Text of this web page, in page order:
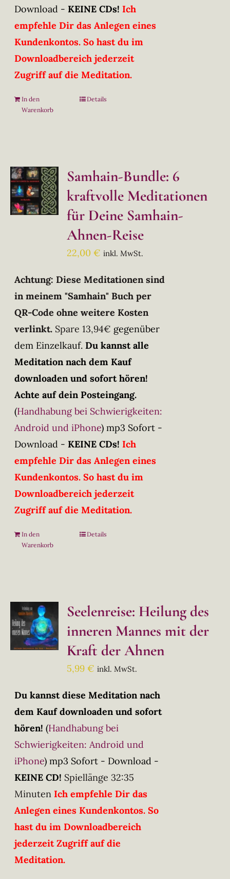
Download - KEINE CDs! Ich
empfehle Dir das Anlegen eines
Kundenkontos. So hast du im
Downloadbereich jederzeit
Zugriff auf die Meditation.
In den
Warenkorb
Details
Samhain-Bundle: 6
kraftvolle Meditationen
für Deine Samhain-
Ahnen-Reise
22,00€ inkl. MwSt.
Achtung: Diese Meditationen sind
in meinem "Samhain" Buch per
QR-Code ohne weitere Kosten
verlinkt. Spare 13,94€ gegenüber
dem Einzelkauf. Du kannst alle
Meditation nach dem Kauf
downloaden und sofort hören!
Achte auf dein Posteingang.
(Handhabung bei Schwierigkeiten:
Android und iPhone) mp3 Sofort -
Download - KEINE CDs! Ich
empfehle Dir das Anlegen eines
Kundenkontos. So hast du im
Downloadbereich jederzeit
Zugriff auf die Meditation.
In den
Warenkorb
Details
Seelenreise: Heilung des
inneren Mannes mit der
Kraft der Ahnen
5,99€ inkl. MwSt.
Du kannst diese Meditation nach
dem Kauf downloaden und sofort
hören! (Handhabung bei
Schwierigkeiten: Android und
iPhone) mp3 Sofort - Download -
KEINE CD! Spiellänge 32:35
Minuten Ich empfehle Dir das
Anlegen eines Kundenkontos. So
hast du im Downloadbereich
jederzeit Zugriff auf die
Meditation.